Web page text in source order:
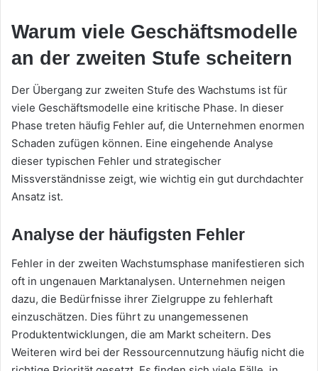
Warum viele Geschäftsmodelle
an der zweiten Stufe scheitern
Der Übergang zur zweiten Stufe des Wachstums ist für
viele Geschäftsmodelle eine kritische Phase. In dieser
Phase treten häufig Fehler auf, die Unternehmen enormen
Schaden zufügen können. Eine eingehende Analyse
dieser typischen Fehler und strategischer
Missverständnisse zeigt, wie wichtig ein gut durchdachter
Ansatz ist.
Analyse der häufigsten Fehler
Fehler in der zweiten Wachstumsphase manifestieren sich
oft in ungenauen Marktanalysen. Unternehmen neigen
dazu, die Bedürfnisse ihrer Zielgruppe zu fehlerhaft
einzuschätzen. Dies führt zu unangemessenen
Produktentwicklungen, die am Markt scheitern. Des
Weiteren wird bei der Ressourcennutzung häufig nicht die